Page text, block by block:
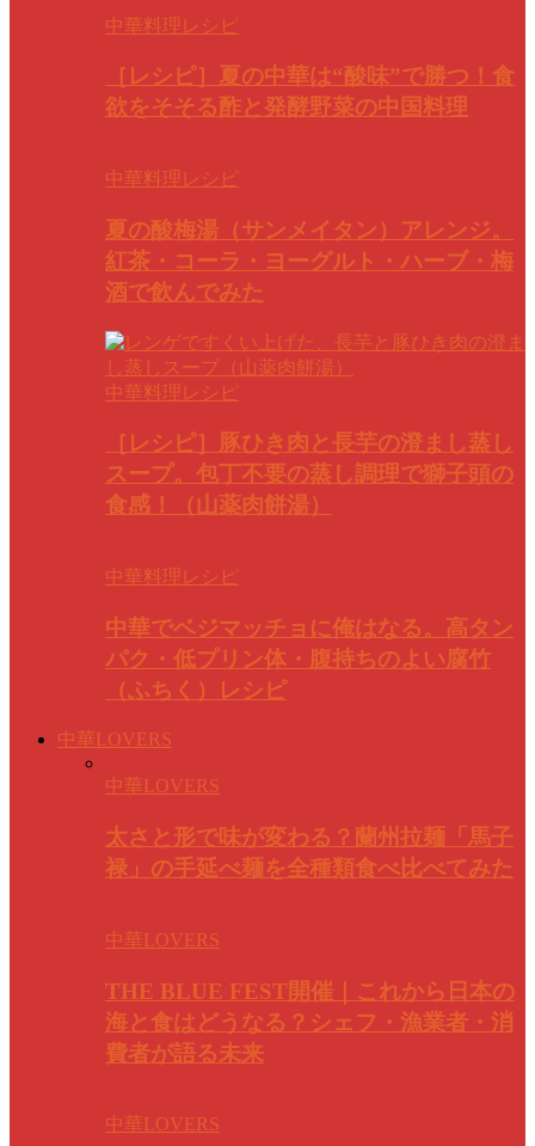
中華料理レシピ
［レシピ］夏の中華は“酸味”で勝つ！食
欲をそそる酢と発酵野菜の中国料理
中華料理レシピ
夏の酸梅湯（サンメイタン）アレンジ。
紅茶・コーラ・ヨーグルト・ハーブ・梅
酒で飲んでみた
中華料理レシピ
［レシピ］豚ひき肉と長芋の澄まし蒸し
スープ。包丁不要の蒸し調理で獅子頭の
食感！（山薬肉餅湯）
中華料理レシピ
中華でベジマッチョに俺はなる。高タン
パク・低プリン体・腹持ちのよい腐竹
（ふちく）レシピ
中華LOVERS
中華LOVERS
太さと形で味が変わる？蘭州拉麺「馬子
禄」の手延べ麺を全種類食べ比べてみた
中華LOVERS
THE BLUE FEST開催｜これから日本の
海と食はどうなる？シェフ・漁業者・消
費者が語る未来
中華LOVERS